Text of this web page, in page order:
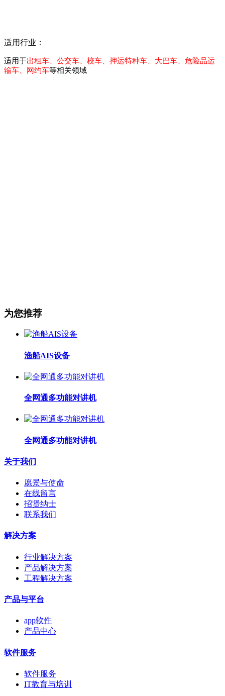
适用行业：
适用于出租车、公交车、校车、押运特种车、大巴车、危险品运
输车、网约车等相关领域
为您推荐
渔船AIS设备
全网通多功能对讲机
全网通多功能对讲机
关于我们
愿景与使命
在线留言
招贤纳士
联系我们
解决方案
行业解决方案
产品解决方案
工程解决方案
产品与平台
app软件
产品中心
软件服务
软件服务
IT教育与培训